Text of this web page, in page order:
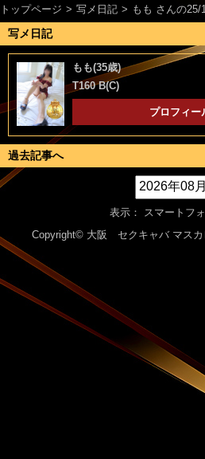
トップページ 写メ日記 もも さんの25/
写メ日記
もも(35歳)
T160 B(C)
プロフィー
過去記事へ
表示： スマートフォ
Copyright© 大阪 セクキャバ マス